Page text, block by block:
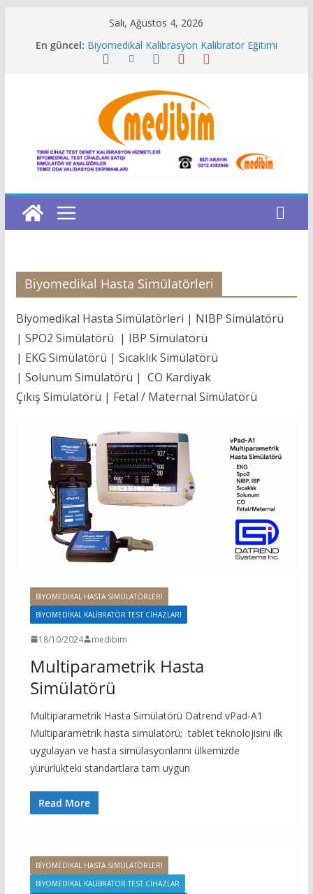
Salı, Ağustos 4, 2026
En güncel: Biyomedikal Kalibrasyon Kalibratör Eğitimi
Kalibrasyon Laboratuvarı Yazılımı
Niimbot Türkiye
Gaz Konsantrasyonları hesaplama
Biyomedikal Hasta Simülatörleri
Biyomedikal Hasta Simülatörleri | NIBP Simülatörü
| SPO2 Simülatörü | IBP Simülatörü
| EKG Simülatörü | Sıcaklık Simülatörü
| Solunum Simülatörü | CO Kardiyak
Çıkış Simülatörü | Fetal / Maternal Simülatörü
BIYOMEDIKAL HASTA SIMÜLATÖRLERI
BIYOMEDIKAL KALIBRATÖR TEST CIHAZLARI
18/10/2024 medibim
Multiparametrik Hasta
Simülatörü
Multiparametrik Hasta Simülatörü Datrend vPad-A1
Multiparametrik hasta simülatörü; tablet teknolojisini ilk
uygulayan ve hasta simülasyonlarını ülkemizde
yürürlükteki standartlara tam uygun
Read More
BIYOMEDIKAL HASTA SIMÜLATÖRLERI
BIYOMEDIKAL KALIBRATOR TEST CIHAZLAR